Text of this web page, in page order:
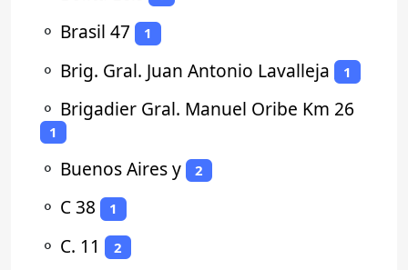
⚬ Brasil 47 1
⚬ Brig. Gral. Juan Antonio Lavalleja 1
⚬ Brigadier Gral. Manuel Oribe Km 26
1
⚬ Buenos Aires y 2
⚬ C 38 1
⚬ C. 11 2